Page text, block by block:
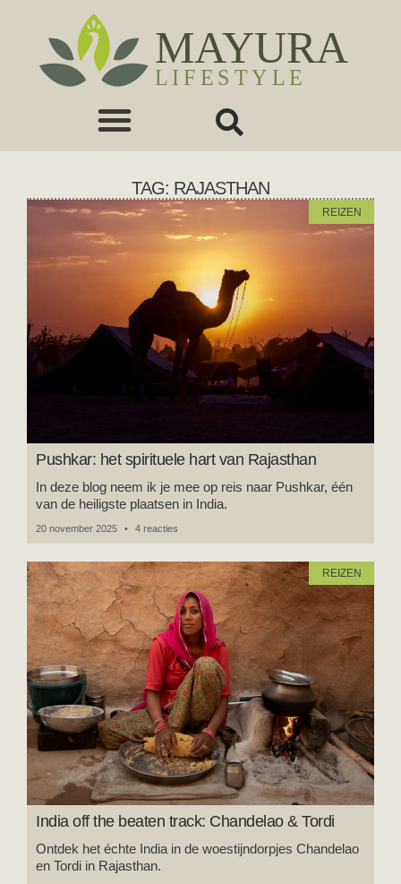
TAG: RAJASTHAN
REIZEN
Pushkar: het spirituele hart van Rajasthan
In deze blog neem ik je mee op reis naar Pushkar, één
van de heiligste plaatsen in India.
20 november 2025 4 reacties
REIZEN
India off the beaten track: Chandelao & Tordi
Ontdek het échte India in de woestijndorpjes Chandelao
en Tordi in Rajasthan.